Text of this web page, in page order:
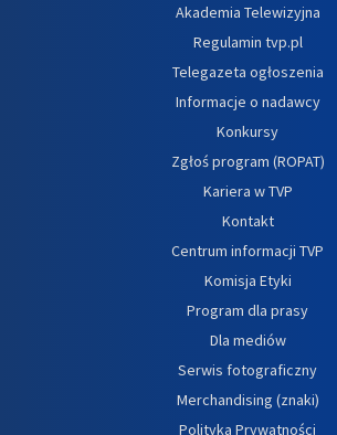
Akademia Telewizyjna
Regulamin tvp.pl
Telegazeta ogłoszenia
Informacje o nadawcy
Konkursy
Zgłoś program (ROPAT)
Kariera w TVP
Kontakt
Centrum informacji TVP
Komisja Etyki
Program dla prasy
Dla mediów
Serwis fotograficzny
Merchandising (znaki)
Polityka Prywatności